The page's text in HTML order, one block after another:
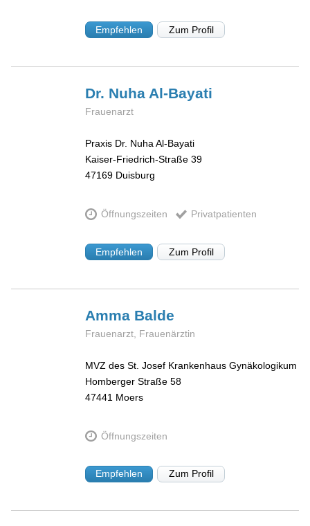
Empfehlen Zum Profil
Dr. Nuha Al-Bayati
Frauenarzt
Praxis Dr. Nuha Al-Bayati
Kaiser-Friedrich-Straße 39
47169 Duisburg
Öffnungszeiten Privatpatienten
Empfehlen Zum Profil
Amma Balde
Frauenarzt, Frauenärztin
MVZ des St. Josef Krankenhaus Gynäkologikum
Homberger Straße 58
47441 Moers
Öffnungszeiten
Empfehlen Zum Profil